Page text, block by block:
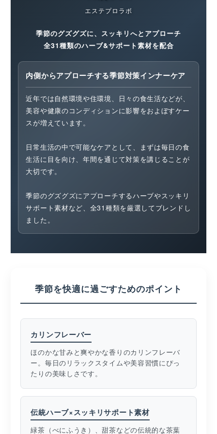
エステプロラボ
季節のグズグズに、スッキリへとアプローチ
全31種類のハーブ&サポート素材を配合
内側からアプローチする季節対策インナーケア
近年では自然環境や住環境、日々の食生活などが、
美容や健康のコンディションに影響をおよぼすケー
スが増えています。
日常生活の中で可能なケアとして、まずは毎日の食
生活に目を向け、年間を通じて対策を講じることが
大切です。
季節のグズグズにアプローチするハーブやスッキリ
サポート素材など、全31種類を厳選してブレンドし
ました。
季節を快適に過ごすためのポイント
カリンフレーバー
ほのかな甘みと爽やかな香りのカリンフレーバ
ー。毎日のリラックスタイムや美容習慣にぴっ
たりの美味しさです。
伝統ハーブ×スッキリサポート素材
緑茶（べにふうき）、甜茶などの伝統的な茶葉